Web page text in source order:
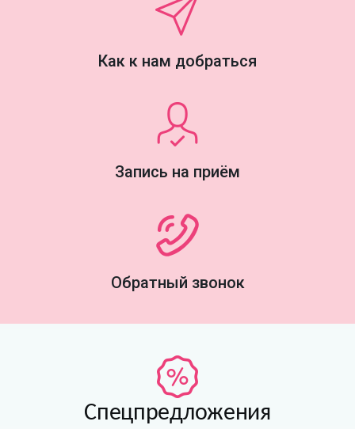
Как к нам добраться
Запись на приём
Обратный звонок
Спецпредложения